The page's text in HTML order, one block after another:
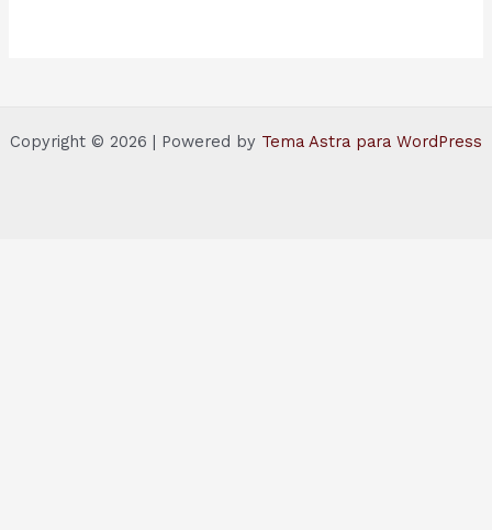
Copyright © 2026 | Powered by Tema Astra para WordPress